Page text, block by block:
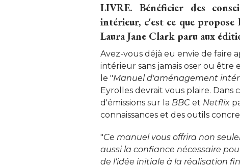
LIVRE. Bénéficier des
intérieur, c'est ce que propose
Laura Jane Clark paru aux
Avez-vous déjà eu envie de faire
intérieur sans jamais oser ou être
le "Manuel d'aménagement
Eyrolles devrait vous plaire.
d'émissions sur la BBC et Netflix
connaissances et des outils
"Ce manuel vous offrira non
aussi la confiance nécessaire
de l'idée initiale à la réalisation